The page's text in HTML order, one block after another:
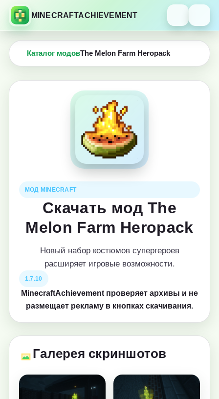
MINECRAFTACHIEVEMENT
Каталог модовThe Melon Farm Heropack
МОД MINECRAFT
Скачать мод The
Melon Farm Heropack
Новый набор костюмов супергероев
расширяет игровые возможности.
1.7.10
MinecraftAchievement проверяет архивы и не
размещает рекламу в кнопках скачивания.
Галерея скриншотов